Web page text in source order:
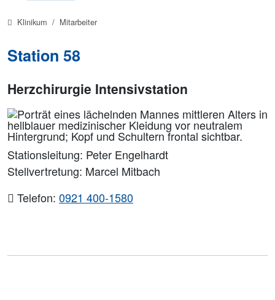
Klinikum Mitarbeiter
Station 58
Herzchirurgie Intensivstation
Stationsleitung: Peter Engelhardt
Stellvertretung: Marcel Mitbach
Telefon: 0921 400-1580